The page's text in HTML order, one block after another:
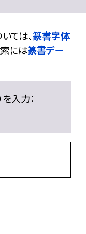
ては、篆書字体
索には篆書デー
入力：